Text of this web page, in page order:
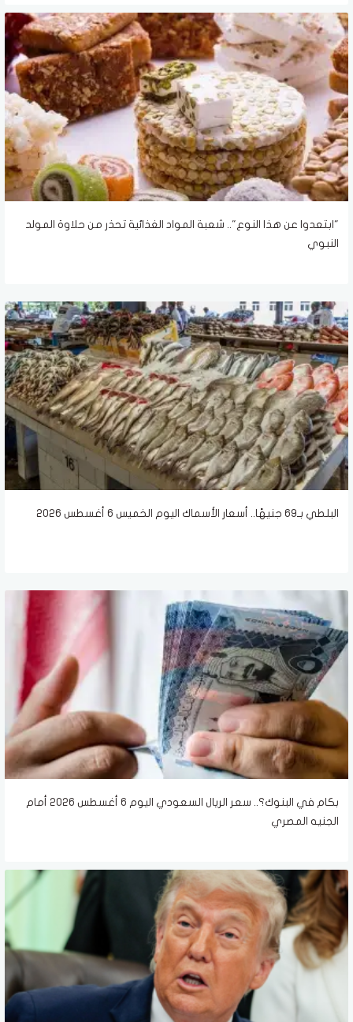
"ابتعدوا عن هذا النوع".. شعبة المواد الغذائية تحذر من حلاوة المولد
النبوي
البلطي بـ69 جنيهًا.. أسعار الأسماك اليوم الخميس 6 أغسطس 2026
بكام في البنوك؟.. سعر الريال السعودي اليوم 6 أغسطس 2026 أمام
الجنيه المصري